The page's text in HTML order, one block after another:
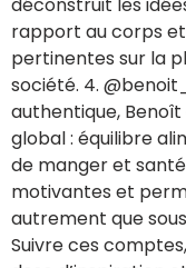
déconstruit les
rapport au corps
pertinentes sur la
société. 4.
authentique,
global : équilibre
de manger et
motivantes et
autrement que
Suivre ces